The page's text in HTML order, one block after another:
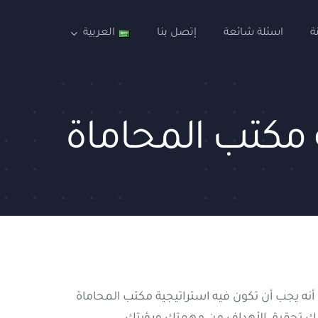
اسئلة شائعة إتصل بنا العربية
مكتب المحاماة
يجب أن تكون فيه استراتيجية مكتب المحاماة